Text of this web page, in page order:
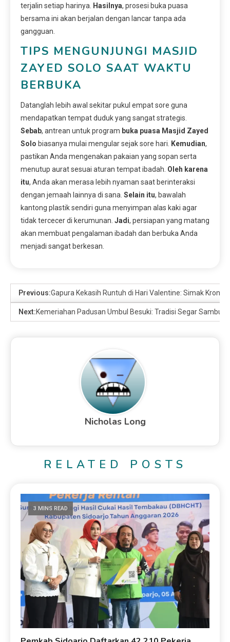
terjalin setiap harinya.
Hasilnya, prosesi buka puasa
bersama ini akan berjalan dengan lancar tanpa ada
gangguan.
TIPS MENGUNJUNGI MASJID
ZAYED SOLO SAAT WAKTU
BERBUKA
Datanglah lebih awal sekitar pukul empat sore guna
mendapatkan tempat duduk yang sangat strategis.
Sebab, antrean untuk program buka puasa Masjid Zayed
Solo biasanya mulai mengular sejak sore hari. Kemudian,
pastikan Anda mengenakan pakaian yang sopan serta
menutup aurat sesuai aturan tempat ibadah. Oleh karena
itu, Anda akan merasa lebih nyaman saat berinteraksi
dengan jemaah lainnya di sana. Selain itu, bawalah
kantong plastik sendiri guna menyimpan alas kaki agar
tidak tercecer di kerumunan. Jadi, persiapan yang matang
akan membuat pengalaman ibadah dan berbuka Anda
menjadi sangat berkesan.
Previous:Gapura Kekasih Runtuh di Hari Valentine: Simak
Next:Kemeriahan Padusan Umbul Besuki: Tradisi Segar Sambut
Nicholas Long
RELATED POSTS
3 MINS READ